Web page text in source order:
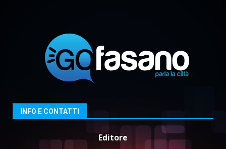
US Fasano, Scianaro: “Profonda
amarezza per esclusione dal
campionato di calcio”
7 Agosto 2026 06:00
Fasanese ferito a colpi di arma
6 Agosto 2026 18:13
INFO E CONTATTI
Editore